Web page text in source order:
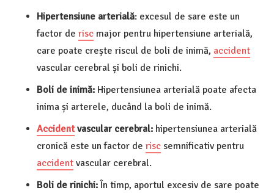
Hipertensiune arterială: excesul de sare este un
factor de risc major pentru hipertensiune arterială,
care poate crește riscul de boli de inimă, accident
vascular cerebral și boli de rinichi.
Boli de inimă: Hipertensiunea arterială poate afecta
inima și arterele, ducând la boli de inimă.
Accidentvascular cerebral: hipertensiunea arterială
cronică este un factor de risc semnificativ pentru
accident vascular cerebral.
Boli de rinichi:În timp, aportul excesiv de sare poate